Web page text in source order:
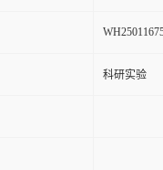
科研实验